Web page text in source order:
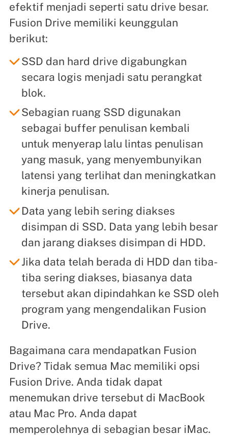
efektif menjadi seperti satu drive besar.
Fusion Drive memiliki keunggulan
berikut:
SSD dan hard drive digabungkan
secara logis menjadi satu perangkat
blok.
Sebagian ruang SSD digunakan
sebagai buffer penulisan kembali
untuk menyerap lalu lintas penulisan
yang masuk, yang menyembunyikan
latensi yang terlihat dan meningkatkan
kinerja penulisan.
Data yang lebih sering diakses
disimpan di SSD. Data yang lebih besar
dan jarang diakses disimpan di HDD.
Jika data telah berada di HDD dan tiba-
tiba sering diakses, biasanya data
tersebut akan dipindahkan ke SSD oleh
program yang mengendalikan Fusion
Drive.
Bagaimana cara mendapatkan Fusion
Drive? Tidak semua Mac memiliki opsi
Fusion Drive. Anda tidak dapat
menemukan drive tersebut di MacBook
atau Mac Pro. Anda dapat
memperolehnya di sebagian besar iMac.